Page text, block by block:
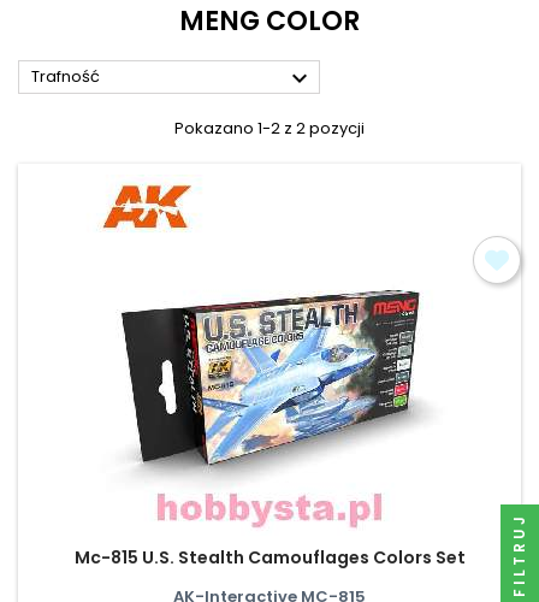
MENG COLOR
Trafność 
Pokazano 1-2 z 2 pozycji
Mc-815 U.S. Stealth Camouflages Colors Set
AK-Interactive MC-815 FILTRUJ